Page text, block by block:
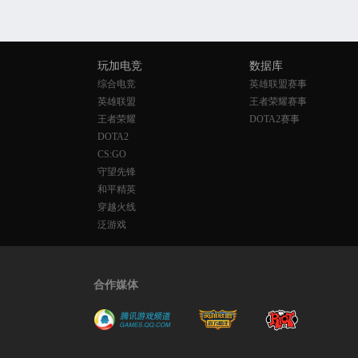
玩加电竞
综合电竞
英雄联盟
王者荣耀
DOTA2
CS:GO
守望先锋
和平精英
穿越火线
泛游戏
数据库
英雄联盟赛事
王者荣耀赛事
DOTA2赛事
合作媒体